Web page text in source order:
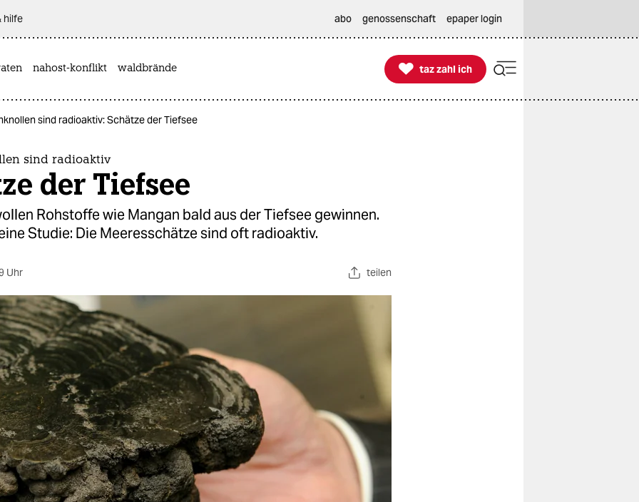
hilfe abo genossenschaft epaper login
nahost-konflikt waldbrände 
taz zahl ich
taz zahl ich
sind radioaktiv: Schätze der Tiefsee
sind radioaktiv
der Tiefsee
Rohstoffe wie Mangan bald aus der Tiefsee gewinnen.
Studie: Die Meeresschätze sind oft radioaktiv.
Uhr teilen